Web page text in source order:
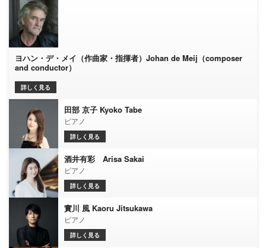
ヨハン・デ・メイ（作曲家・指揮者）Johan de Meij（composer
and conductor）
詳しく見る
田部 京子 Kyoko Tabe
ピアノ
詳しく見る
酒井有彩 Arisa Sakai
ピアノ
詳しく見る
實川 風 Kaoru Jitsukawa
ピアノ
詳しく見る